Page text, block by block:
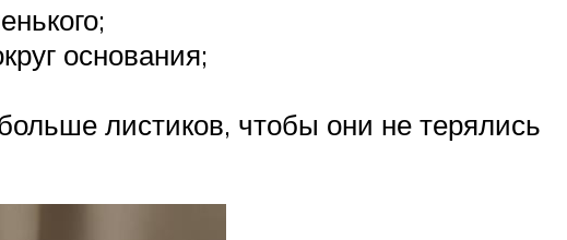
основания;
листиков, чтобы они не терялись